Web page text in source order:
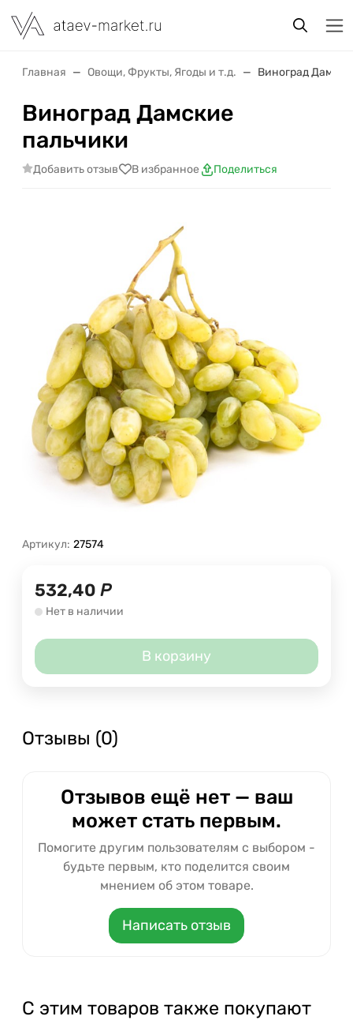
Главная Овощи, Фрукты, Ягоды и т.д. Виноград
Виноград Дамские
пальчики
Добавить отзыв В избранное Поделиться
Артикул: 27574
532,40 Р
Нет в наличии
В корзину
Отзывы (0)
Отзывов ещё нет — ваш
может стать первым.
Помогите другим пользователям с выбором -
будьте первым, кто поделится своим
мнением об этом товаре.
Написать отзыв
С этим товаров также покупают